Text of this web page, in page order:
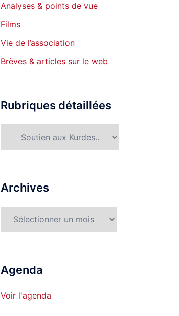
Analyses & points de vue
Films
Vie de l’association
Brèves & articles sur le web
Rubriques détaillées
Archives
Agenda
Voir l'agenda